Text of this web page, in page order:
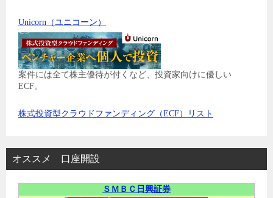
Unicorn（ユニコーン）
案件には全て株主優待が付くなど、投資家向けに優しい
ECF。
株式投資型クラウドファンディング（ECF）リスト
オススメ 口座開設
ＳＭＢＣ日興証券